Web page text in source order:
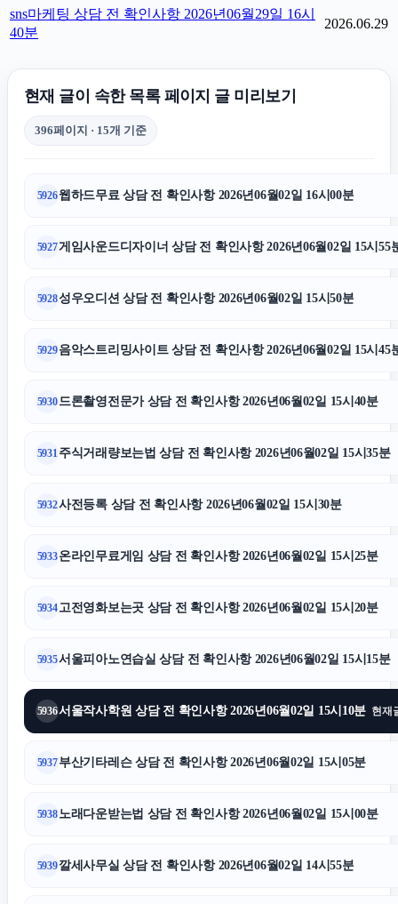
sns마케팅 상담 전 확인사항 2026년06월29일 16시
40분
2026.06.29
현재 글이 속한 목록 페이지 글 미리보기
396페이지 · 15개 기준
5926웹하드무료 상담 전 확인사항 2026년06월02일 16시00분
5927게임사운드디자이너 상담 전 확인사항 2026년06월02일 15시55
5928성우오디션 상담 전 확인사항 2026년06월02일 15시50분
5929음악스트리밍사이트 상담 전 확인사항 2026년06월02일 15시45
5930드론촬영전문가 상담 전 확인사항 2026년06월02일 15시40분
5931 주식거래량보는법 상담 전 확인사항 2026년06월02일 15시35분
5932사전등록 상담 전 확인사항 2026년06월02일 15시30분
5933온라인무료게임 상담 전 확인사항 2026년06월02일 15시25분
5934고전영화보는곳 상담 전 확인사항 2026년06월02일 15시20분
5935서울피아노연습실 상담 전 확인사항 2026년06월02일 15시15분
5936서울작사학원 상담 전 확인사항 2026년06월02일 15시10분 현재
5937부산기타레슨 상담 전 확인사항 2026년06월02일 15시05분
5938노래다운받는법 상담 전 확인사항 2026년06월02일 15시00분
5939깔세사무실 상담 전 확인사항 2026년06월02일 14시55분